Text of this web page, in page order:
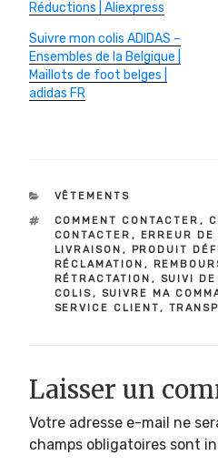
Réductions | Aliexpress
Suivre mon colis ADIDAS –
Ensembles de la Belgique |
Maillots de foot belges |
adidas FR
CATÉGORIES
VÊTEMENTS
ÉTIQUETTES
COMMENT CONTACTER ,
CONTACTER , ERREUR DE
LIVRAISON , PRODUIT
RÉCLAMATION ,
RÉTRACTATION , SUIVI DE
COLIS, SUIVRE MA
SERVICE CLIENT,
Laisser un
Votre adresse e-mail ne
champs obligatoires sont